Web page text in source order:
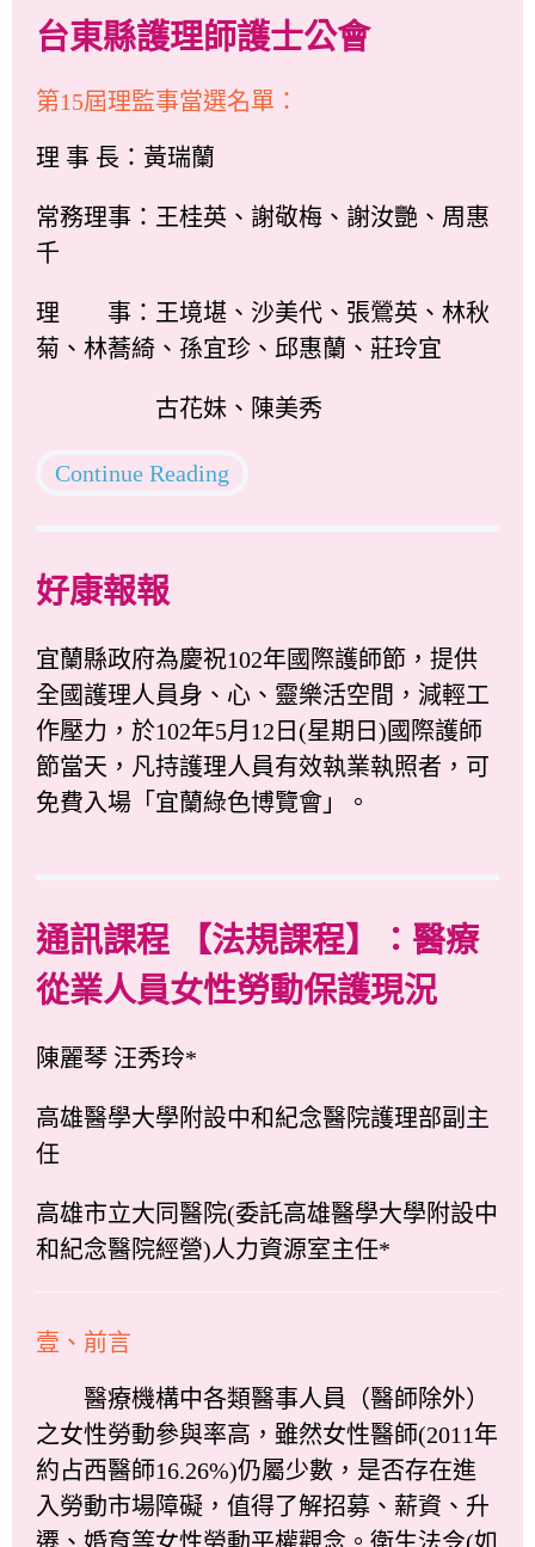
台東縣護理師護士公會
第15屆理監事當選名單：
理 事 長：黃瑞蘭
常務理事：王桂英、謝敬梅、謝汝艷、周惠
千
理 事：王境堪、沙美代、張鶯英、林秋
菊、林蕎綺、孫宜珍、邱惠蘭、莊玲宜
古花妹、陳美秀
Continue Reading
好康報報
宜蘭縣政府為慶祝102年國際護師節，提供
全國護理人員身、心、靈樂活空間，減輕工
作壓力，於102年5月12日(星期日)國際護師
節當天，凡持護理人員有效執業執照者，可
免費入場「宜蘭綠色博覽會」。
通訊課程 【法規課程】：醫療
從業人員女性勞動保護現況
陳麗琴 汪秀玲*
高雄醫學大學附設中和紀念醫院護理部副主
任
高雄市立大同醫院(委託高雄醫學大學附設中
和紀念醫院經營)人力資源室主任*
壹、前言
醫療機構中各類醫事人員（醫師除外）
之女性勞動參與率高，雖然女性醫師(2011年
約占西醫師16.26%)仍屬少數，是否存在進
入勞動市場障礙，值得了解招募、薪資、升